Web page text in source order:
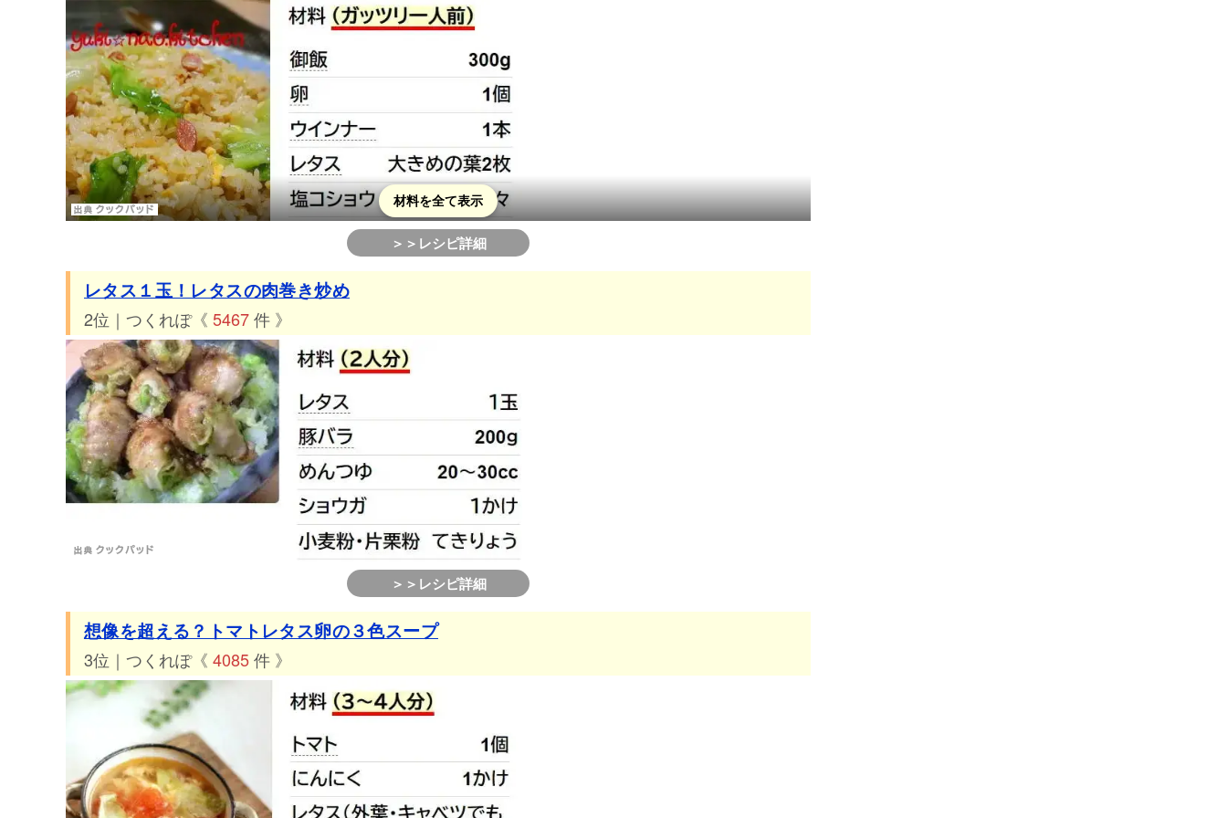
43位 つくれぽ440件 エビの生春巻き
44位 つくれぽ422件 ☆レタスと塩こんぶのサラダ☆
45位 つくれぽ413件 黄金レタス炒飯
46位 つくれぽ412件 レタスの大量消費に！豚肉レタス卵炒め
47位 つくれぽ404件 簡単！レタスとハムのそうめんチャンプルー
48位 つくれぽ400件 牛肉(豚肉)とレタスのプルコギ風炒め♪
49位 つくれぽ400件 レタスときゅうり簡単すぎるチョレギサラダ
50位 つくれぽ393件 サニーレタスだけ！簡単やみつきサラダ♡
52位 つくれぽ367件 しっとりレタスとしらすのサラダ
53位 つくれぽ352件 安い！簡単！豪華っぽい！レタス巻きサラダ
54位 つくれぽ346件 レタスときゅうりでお箸が止まらないサラダ
55位 つくれぽ336件 レタスときのこのＨＯＴサラダ
56位 つくれぽ327件 ♡卵・えのき・レタスのトロリ中華スープ♡
57位 つくれぽ325件 レタス大量消費！お手軽醤油漬け
58位 つくれぽ324件 *カニカマinレタスサラダ*
59位 つくれぽ324件 ☆チョレギサラダ☆
60位 つくれぽ308件 レタスと海苔だけで美味しいサラダ♪
材料を全て表示
＞＞レシピ詳細
レタス１玉！レタスの肉巻き炒め
2位｜つくれぽ《 5467件 》
＞＞レシピ詳細
想像を超える？トマトレタス卵の３色スープ
3位｜つくれぽ《 4085件 》